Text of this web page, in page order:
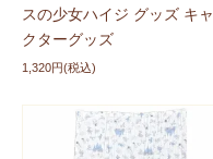
スの少女ハイジ グッズ キ
クターグッズ
1,320円(税込)